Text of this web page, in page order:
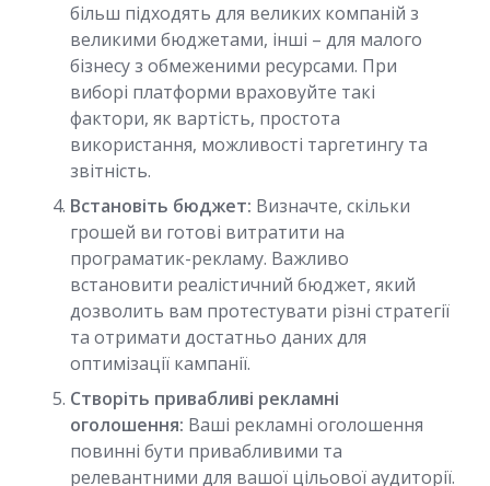
більш підходять для великих компаній з
великими бюджетами, інші – для малого
бізнесу з обмеженими ресурсами. При
виборі платформи враховуйте такі
фактори, як вартість, простота
використання, можливості таргетингу та
звітність.
Встановіть бюджет: Визначте, скільки
грошей ви готові витратити на
програматик-рекламу. Важливо
встановити реалістичний бюджет, який
дозволить вам протестувати різні стратегії
та отримати достатньо даних для
оптимізації кампанії.
Створіть привабливі рекламні
оголошення: Ваші рекламні оголошення
повинні бути привабливими та
релевантними для вашої цільової аудиторії.